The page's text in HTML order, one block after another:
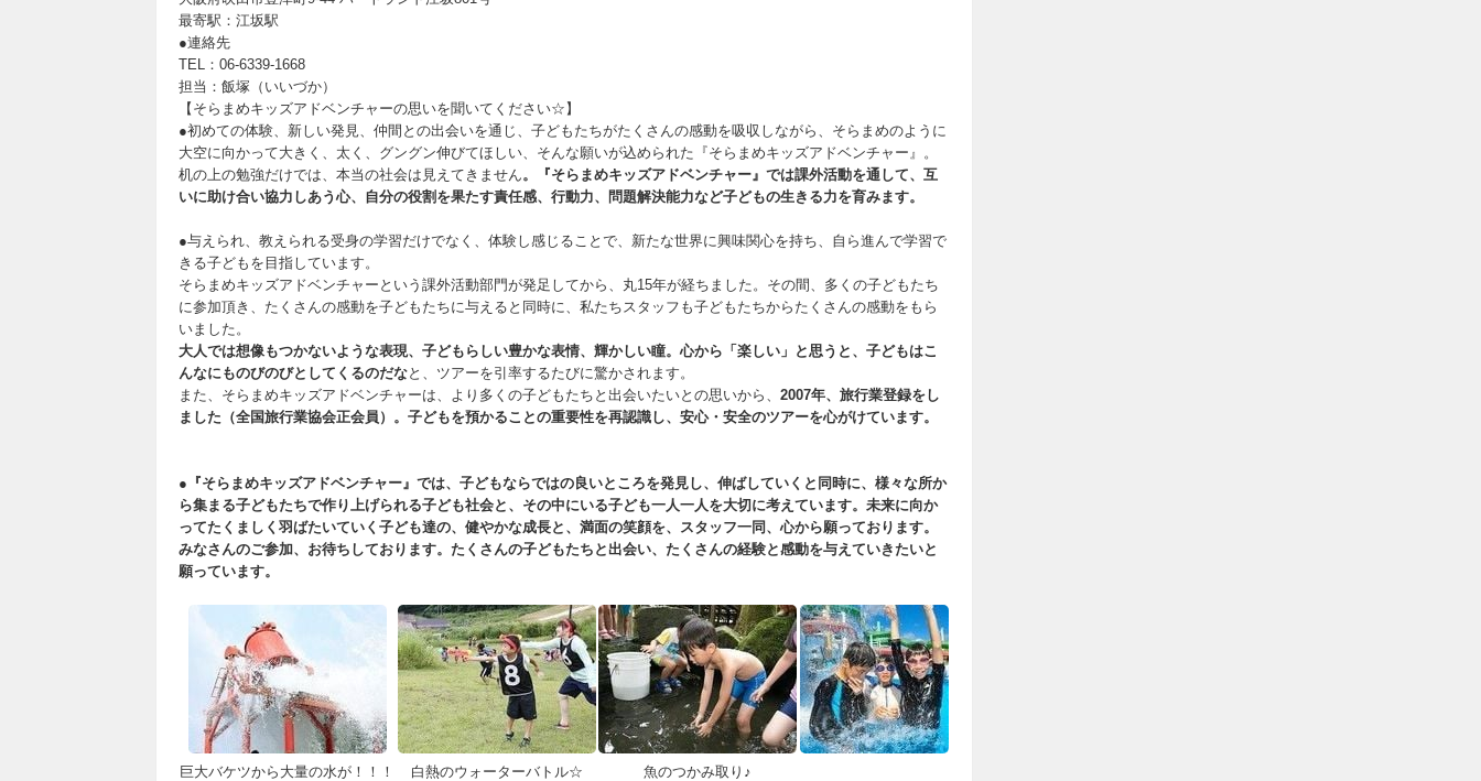
最寄駅：江坂駅
●連絡先
TEL：06-6339-1668
担当：飯塚（いいづか）
【そらまめキッズアドベンチャーの思いを聞いてください☆】
●初めての体験、新しい発見、仲間との出会いを通じ、子どもたちがたくさんの感動を吸収しながら、そらまめのように
大空に向かって大きく、太く、グングン伸びてほしい、そんな願いが込められた『そらまめキッズアドベンチャー』。
机の上の勉強だけでは、本当の社会は見えてきません。『そらまめキッズアドベンチャー』では課外活動を通して、互
いに助け合い協力しあう心、自分の役割を果たす責任感、行動力、問題解決能力など子どもの生きる力を育みます。
●与えられ、教えられる受身の学習だけでなく、体験し感じることで、新たな世界に興味関心を持ち、自ら進んで学習で
きる子どもを目指しています。
そらまめキッズアドベンチャーという課外活動部門が発足してから、丸15年が経ちました。その間、多くの子どもたち
に参加頂き、たくさんの感動を子どもたちに与えると同時に、私たちスタッフも子どもたちからたくさんの感動をもら
いました。
大人では想像もつかないような表現、子どもらしい豊かな表情、輝かしい瞳。心から「楽しい」と思うと、子どもはこ
んなにものびのびとしてくるのだなと、ツアーを引率するたびに驚かされます。
また、そらまめキッズアドベンチャーは、より多くの子どもたちと出会いたいとの思いから、 2007年、旅行業登録をし
ました（全国旅行業協会正会員）。子どもを預かることの重要性を再認識し、安心・安全のツアーを心がけています。
●『そらまめキッズアドベンチャー』では、 子どもならではの良いところを発見し、伸ばしていくと同時に、様々な所か
ら集まる子どもたちで作り上げられる子ども社会と、その中にいる子ども一人一人を大切に考えています。 未来に向か
ってたくましく羽ばたいていく子ども達の、健やかな成長と、満面の笑顔を、スタッフ一同、心から願っております。
みなさんのご参加、お待ちしております。 たくさんの子どもたちと出会い、たくさんの経験と感動を与えていきたいと
願っています。
巨大バケツから大量の水が！！！ 白熱のウォーターバトル☆ 魚のつかみ取り♪